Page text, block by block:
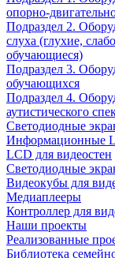
опорно-
Подраздел 2.
слуха (глухие,
обучающиеся)
Подраздел 3.
обучающихся
Подраздел 4.
аутистического
Светодиодные
Информационные
LCD для видеостен
Светодиодные
Видеокубы для
Медиаплееры
Контроллер для
Наши проекты
Реализованные
Библиотека